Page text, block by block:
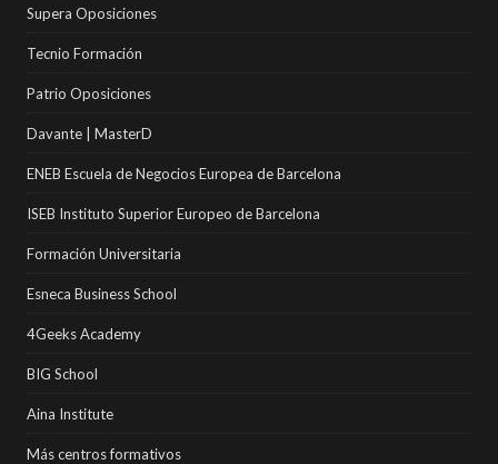
Supera Oposiciones
Tecnio Formación
Patrio Oposiciones
Davante | MasterD
ENEB Escuela de Negocios Europea de Barcelona
ISEB Instituto Superior Europeo de Barcelona
Formación Universitaria
Esneca Business School
4Geeks Academy
BIG School
Aina Institute
Más centros formativos